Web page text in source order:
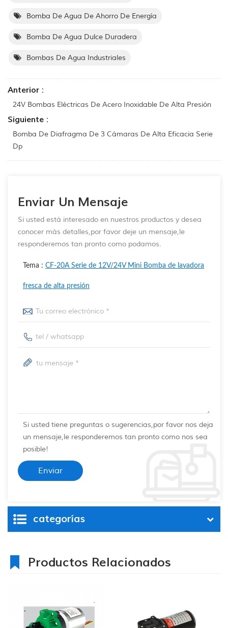
Bomba De Agua De Ahorro De Energía
Bomba De Agua Dulce Duradera
Bombas De Agua Industriales
Anterior :
24V Bombas Eléctricas De Acero Inoxidable De Alta Presión
Siguiente :
Bomba De Diafragma De 3 Cámaras De Alta Eficacia Serie
Dp
Enviar Un Mensaje
Si usted está interesado en nuestros productos y desea
conocer más detalles,por favor deje un mensaje,le
responderemos tan pronto como podamos.
Tema : CF-20A Serie de 12V/24V Mini Bomba de lavadora
fresca de alta presión
Si usted tiene preguntas o sugerencias,por favor nos deja
un mensaje,le responderemos tan pronto como nos sea
posible!
categorías
Productos Relacionados